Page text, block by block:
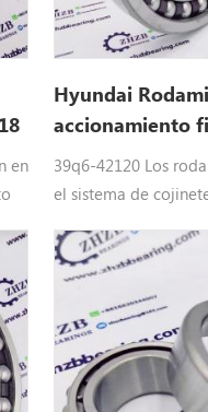
en
Hyundai
accionamiento
39q6-42120 Los
el sistema de
Equipo: 39q6-42120
repuestosAplique a
R260LC9S,
7, RD210-7V,